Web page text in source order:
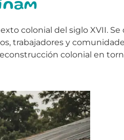
colonial del siglo XVII. Se
trabajadores y
colonial en